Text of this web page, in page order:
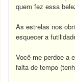
quem fez essa
As estrelas nos
esquecer a
Você me perdoe a
falta de tempo